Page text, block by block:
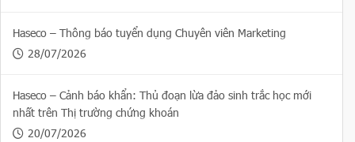
Haseco – Thông báo tuyển dụng Chuyên viên Marketing
28/07/2026
Haseco – Cảnh báo khẩn: Thủ đoạn lừa đảo sinh trắc học mới
nhất trên Thị trường chứng khoán
20/07/2026